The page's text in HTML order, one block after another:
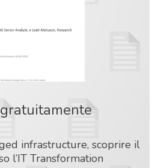
infrastructure, scoprire il
l’IT Transformation